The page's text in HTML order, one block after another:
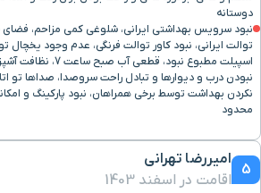
دوستانه
نبود سرویس بهداشتی ایرانی، شلوغی کمی مزاحم،
توالت ایرانی، نبود کاور توالت فرنگی، عدم وجود
اسپیلت مطبوع نبود،
نبودن درب و دیوارها و تبادل راحت سروصدا، صداها تو
نکردن بهداشت توسط برخی همراهان، نبود پارکینگ و
محدود
5
امیررضا تهرانی
اقامت در اسفند 1403